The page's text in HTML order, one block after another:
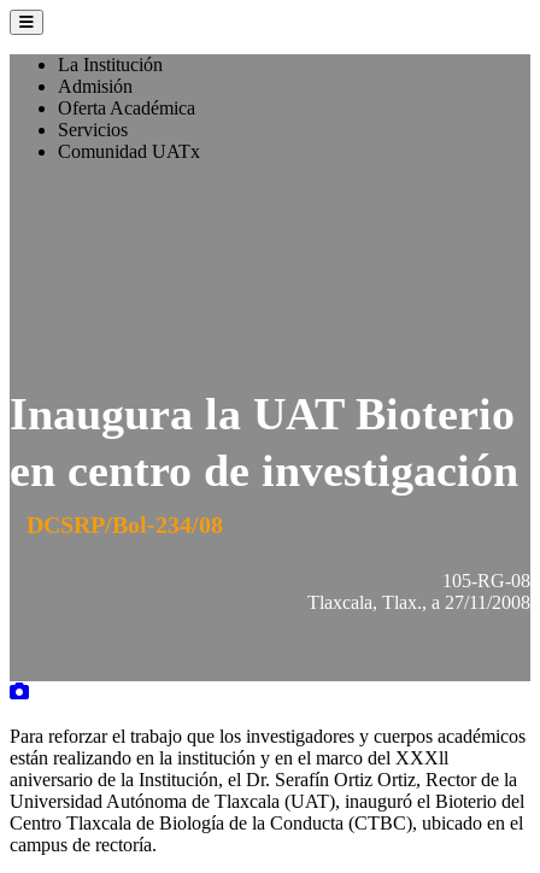
La Institución
Admisión
Oferta Académica
Servicios
Comunidad UATx
Inaugura la UAT Bioterio
en centro de investigación
DCSRP/Bol-234/08
105-RG-08
Tlaxcala, Tlax., a 27/11/2008
Para reforzar el trabajo que los investigadores y cuerpos académicos
están realizando en la institución y en el marco del XXXll
aniversario de la Institución, el Dr. Serafín Ortiz Ortiz, Rector de la
Universidad Autónoma de Tlaxcala (UAT), inauguró el Bioterio del
Centro Tlaxcala de Biología de la Conducta (CTBC), ubicado en el
campus de rectoría.